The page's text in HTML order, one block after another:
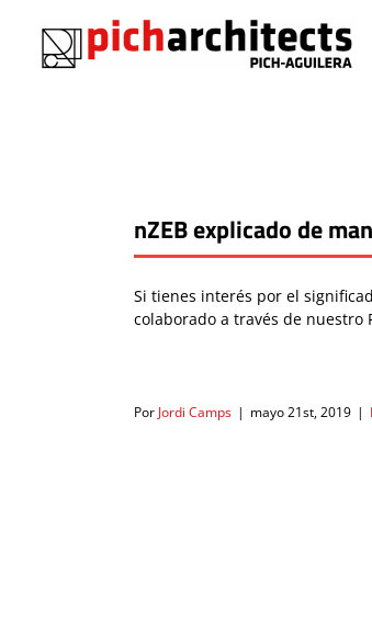
contenido
nZEB explicado de
Si tienes interés por el
colaborado a través de nuestro
Por Jordi Camps | mayo 21st, 2019 |